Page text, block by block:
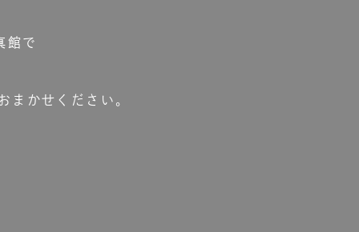
館で
まかせください。